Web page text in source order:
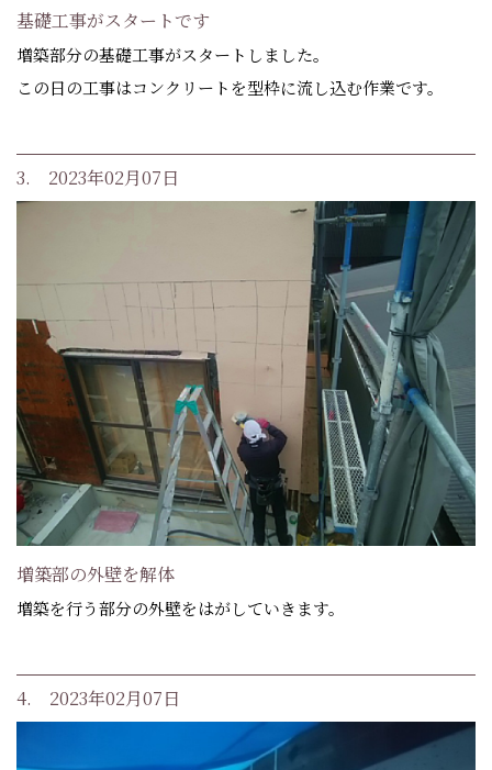
基礎工事がスタートです
増築部分の基礎工事がスタートしました。
この日の工事はコンクリートを型枠に流し込む作業です。
3. 2023年02月07日
増築部の外壁を解体
増築を行う部分の外壁をはがしていきます。
4. 2023年02月07日